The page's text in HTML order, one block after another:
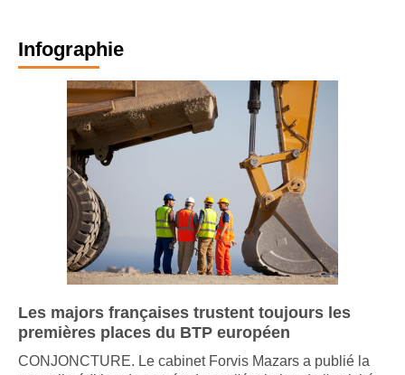
Infographie
Les majors françaises trustent toujours les
premières places du BTP européen